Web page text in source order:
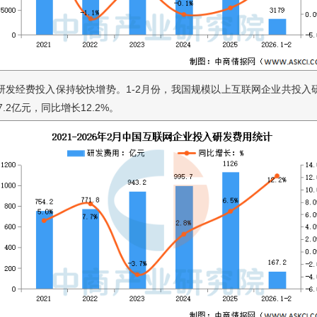
发经费投入保持较快增势。1-2月份，我国规模以上互联网企业共投入
亿元，同比增长12.2%。